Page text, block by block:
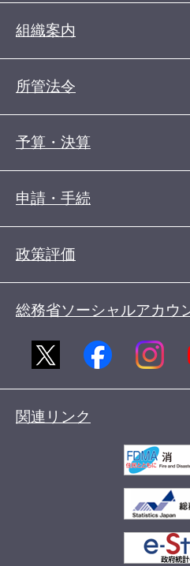
組織案内
所管法令
予算・決算
申請・手続
政策評価
総務省ソーシャルアカウ
関連リンク